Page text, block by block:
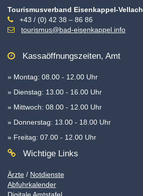
Tourismusverband Eisenkappel-Vellach
+43 / (0) 42 38 – 86 86
tourismus@bad-eisenkappel.info
Kassaöffnungszeiten, Amt
» Montag: 08.00 - 12.00 Uhr
» Dienstag: 13.00 - 16.00 Uhr
» Mittwoch: 08.00 - 12.00 Uhr
» Donnerstag: 13.00 - 18.00 Uhr
» Freitag: 07.00 - 12.00 Uhr
Wichtige Links
Ärzte / Notdienste
Abfuhrkalender